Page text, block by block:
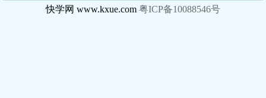
快学网 www.kxue.com 粤ICP备10088546号